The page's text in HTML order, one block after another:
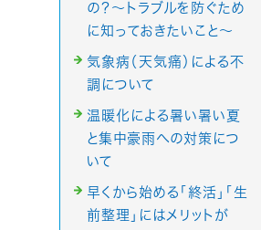
の？～トラブルを防ぐため
に知っておきたいこと～
気象病（天気痛）による不
調について
温暖化による暑い暑い夏
と集中豪雨への対策につ
いて
早くから始める「終活」「生
前整理」にはメリットが